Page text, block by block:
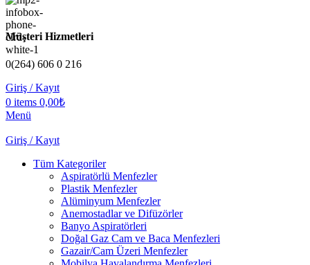
Müşteri Hizmetleri
0(264) 606 0 216
Giriş / Kayıt
0 items 0,00₺
Menü
Giriş / Kayıt
Tüm Kategoriler
Aspiratörlü Menfezler
Plastik Menfezler
Alüminyum Menfezler
Anemostadlar ve Difüzörler
Banyo Aspiratörleri
Doğal Gaz Cam ve Baca Menfezleri
Gazair/Cam Üzeri Menfezler